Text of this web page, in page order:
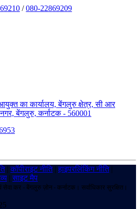
/080-22869209
का कार्यालय, बेंगलुरु क्षेत्र, सी आर
नगर, बेंगलुरु, कर्नाटक - 560001
|कॉपीराइट नीति|हाइपरलिंकिंग नीति|
|साइट मैप
कर - बेंगलुरु ज़ोन - कर्नाटक। सर्वाधिकार सुरक्षित।